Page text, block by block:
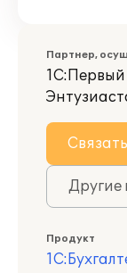
Партнер,
1С:Первый
Другие
Продукт